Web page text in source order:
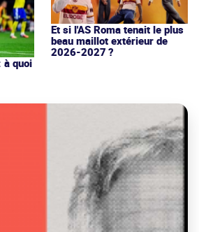
à quoi
Et si l'AS Roma tenait le plus
beau maillot extérieur de
2026-2027 ?